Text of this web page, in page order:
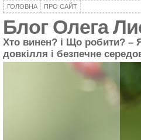
ГОЛОВНА ПРО САЙТ
Блог Олега
Хто винен? і Що робити? –
довкілля і безпечне